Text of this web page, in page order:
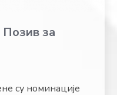
за
су номинације